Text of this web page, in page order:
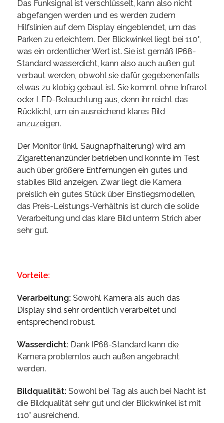
Das Funksignal ist verschlüsselt, kann also nicht
abgefangen werden und es werden zudem
Hilfslinien auf dem Display eingeblendet, um das
Parken zu erleichtern. Der Blickwinkel liegt bei 110°,
was ein ordentlicher Wert ist. Sie ist gemäß IP68-
Standard wasserdicht, kann also auch außen gut
verbaut werden, obwohl sie dafür gegebenenfalls
etwas zu klobig gebaut ist. Sie kommt ohne Infrarot
oder LED-Beleuchtung aus, denn ihr reicht das
Rücklicht, um ein ausreichend klares Bild
anzuzeigen.
Der Monitor (inkl. Saugnapfhalterung) wird am
Zigarettenanzünder betrieben und konnte im Test
auch über größere Entfernungen ein gutes und
stabiles Bild anzeigen. Zwar liegt die Kamera
preislich ein gutes Stück über Einstiegsmodellen,
das Preis-Leistungs-Verhältnis ist durch die solide
Verarbeitung und das klare Bild unterm Strich aber
sehr gut.
Vorteile:
Verarbeitung: Sowohl Kamera als auch das
Display sind sehr ordentlich verarbeitet und
entsprechend robust.
Wasserdicht: Dank IP68-Standard kann die
Kamera problemlos auch außen angebracht
werden.
Bildqualität: Sowohl bei Tag als auch bei Nacht ist
die Bildqualität sehr gut und der Blickwinkel ist mit
110° ausreichend.